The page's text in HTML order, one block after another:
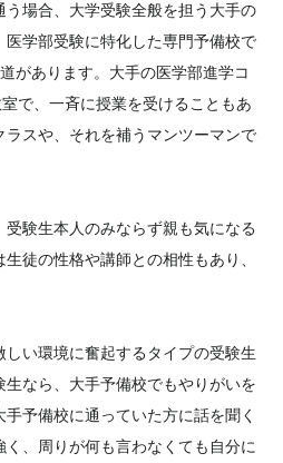
場合、大学受験全般を担う大手の
医学部受験に特化した専門予備校で
があります。大手の医学部進学コ
で、一斉に授業を受けることもあ
ラスや、それを補うマンツーマンで
験生本人のみならず親も気になる
徒の性格や講師との相性もあり、
い環境に奮起するタイプの受験生
なら、大手予備校でもやりがいを
予備校に通っていた方に話を聞く
、周りが何も言わなくても自分に